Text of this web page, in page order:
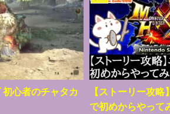
心者のチャタカ
【ストーリー攻略
で初めからやって